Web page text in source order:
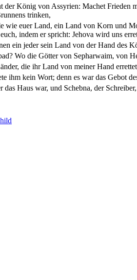
König von Assyrien: Machet Frieden
trinken,
wie euer Land, ein Land von Korn und
indem er spricht: Jehova wird uns
ein jeder sein Land von der Hand des
Wo die Götter von Sepharwaim, von
die ihr Land von meiner Hand
ihm kein Wort; denn es war das Gebot
Haus war, und Schebna, der